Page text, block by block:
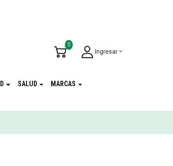
Ingresar
0
SALUD MARCAS